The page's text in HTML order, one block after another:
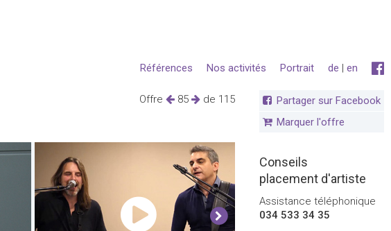
de | en
Portrait
Nos activités
Références
Offre 85 de 115
Partager sur Facebook
Marquer l'offre
Conseils
placement d'artiste
Assistance téléphonique
034 533 34 35